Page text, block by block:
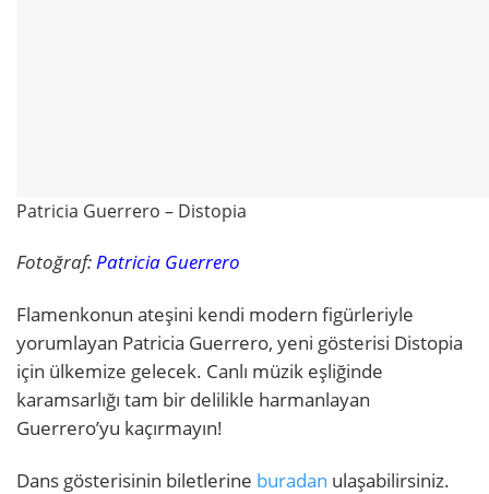
Patricia Guerrero – Distopia
Fotoğraf:Patricia Guerrero
Flamenkonun ateşini kendi modern figürleriyle
yorumlayan Patricia Guerrero, yeni gösterisi Distopia
için ülkemize gelecek. Canlı müzik eşliğinde
karamsarlığı tam bir delilikle harmanlayan
Guerrero’yu kaçırmayın!
Dans gösterisinin biletlerine buradan ulaşabilirsiniz.